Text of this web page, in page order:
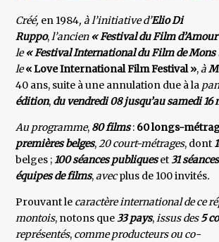
Créé, en 1984, à l’initiative d’Elio Di
Ruppo,l’ancien « Festival du Film
le « FestivalInternational du Film de Mons
le« Love International Film Festival »,à
40 ans, suite à une annulation due à la
édition, du vendredi 08 jusqu’au samedi 16
Au programme, 80 films: 60 longs-
premières belges,20 court-métrages, dont
belges ; 100 séances publiqueset31
équipes de films,avecplus de 100 invités.
Prouvant le caractère international de ce
montois, notons que33 pays,issus des5
représentés, comme producteurs ou co-